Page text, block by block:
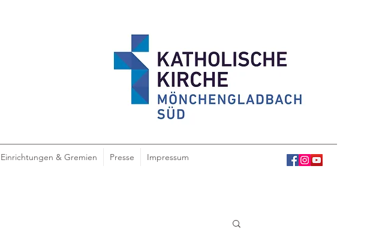
Einrichtungen & Gremien Presse Impressum